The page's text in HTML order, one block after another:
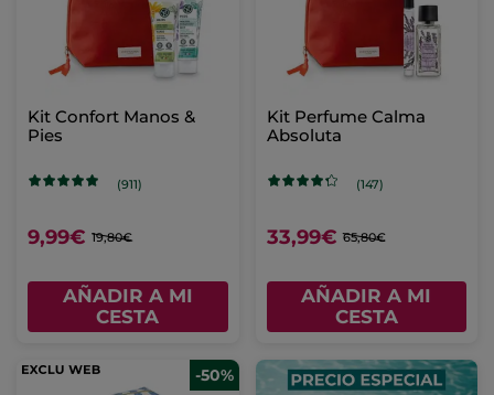
Kit Confort Manos &
Pies
(911)
9,99€ 19,80€
AÑADIR A MI
CESTA
Kit Perfume Calma
Absoluta
(147)
33,99€ 65,80€
AÑADIR A MI
CESTA
-50%